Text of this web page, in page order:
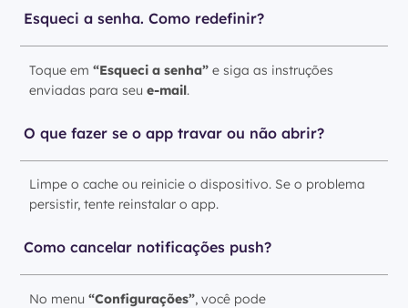
Esqueci a senha. Como redefinir?
Toque em“Esqueci a senha” e siga as instruções
enviadas para seue-mail.
O que fazer se o app travar ou não abrir?
Limpe o cache ou reinicie o dispositivo. Se o problema
persistir, tente reinstalar o app.
Como cancelar notificações push?
No menu“Configurações”, você pode